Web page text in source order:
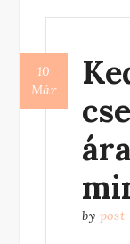
10
Már
by post